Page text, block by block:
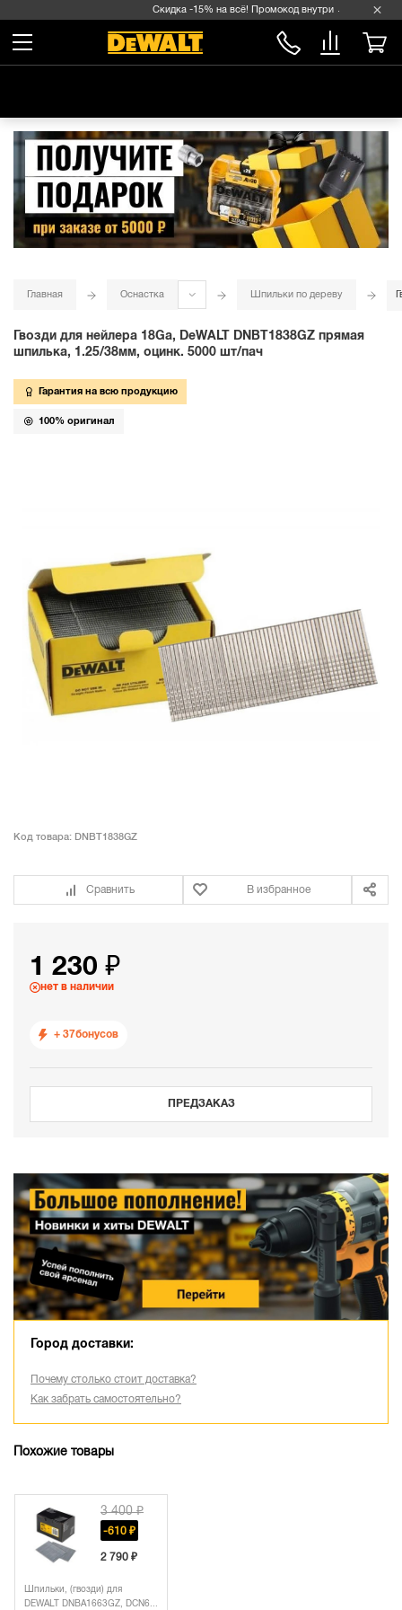
Скидка -15% на всё! Промокод внутри →
Главная Оснастка Шпильки по дереву
Гвозди для нейлера 18Ga, DeWALT DNBT1838GZ прямая
шпилька, 1.25/38мм, оцинк. 5000 шт/пач
Гарантия на всю продукцию
100% оригинал
Код товара: DNBT1838GZ
Сравнить В избранное
1 230 ₽
нет в наличии
+ 37бонусов
ПРЕДЗАКАЗ
Город доставки:
Почему столько стоит доставка?
Как забрать самостоятельно?
Похожие товары
3 400 ₽
-610 ₽
2 790 ₽
Шпильки, (гвозди) для
DEWALT DNBA1663GZ, DCN6...